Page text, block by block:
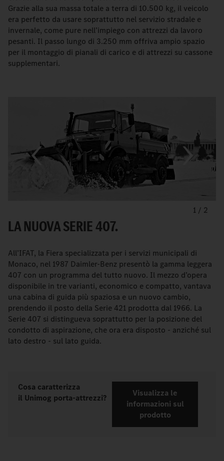
Grazie alla sua massa totale a terra di 10.500 kg, il veicolo
era perfetto da usare soprattutto nel servizio stradale e
invernale, come pure nell’impiego con attrezzi da lavoro
pesanti. Il passo lungo di 3.250 mm offriva ampio spazio
per il montaggio di pianali di carico e di attrezzi su cassone
supplementari.
1 / 2
LA NUOVA SERIE 407.
All’IFAT, la Fiera specializzata per i servizi municipali di
Monaco, nel 1987 Daimler-Benz presentò la gamma leggera
407 con un programma del tutto nuovo. Il mezzo d’opera
disponibile in tre varianti, economico e compatto, vantava
una cabina di guida più spaziosa e un nuovo cambio,
prendendo il posto della Serie 421 prodotta dal 1966. La
Serie 407 si distingueva soprattutto per la posizione del
condotto di aspirazione, che ora era disposto - anziché sul
lato destro - sul lato guida.
Cosa caratterizza
il Unimog porta-attrezzi?
Visualizza le
informazioni sul
prodotto